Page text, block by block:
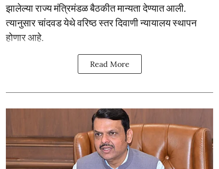
झालेल्या राज्य मंत्रिमंडळ बैठकीत मान्यता देण्यात आली.
त्यानुसार चांदवड येथे वरिष्ठ स्तर दिवाणी न्यायालय स्थापन
होणार आहे.
Read More